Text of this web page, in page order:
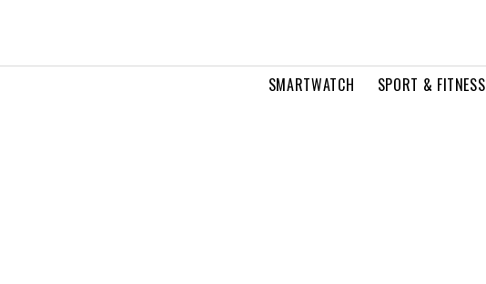
SMARTWATCH SPORT & FITNESS